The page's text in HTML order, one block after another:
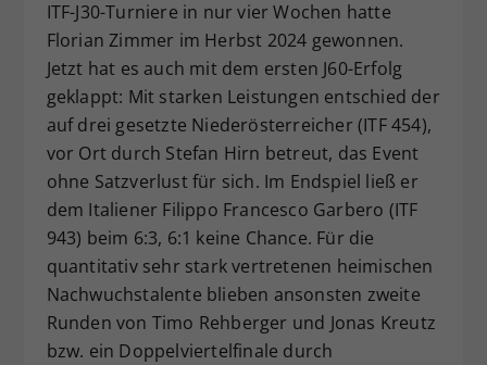
ITF-J30-Turniere in nur vier Wochen hatte
Florian Zimmer im Herbst 2024 gewonnen.
Jetzt hat es auch mit dem ersten J60-Erfolg
geklappt: Mit starken Leistungen entschied der
auf drei gesetzte Niederösterreicher (ITF 454),
vor Ort durch Stefan Hirn betreut, das Event
ohne Satzverlust für sich. Im Endspiel ließ er
dem Italiener Filippo Francesco Garbero (ITF
943) beim 6:3, 6:1 keine Chance. Für die
quantitativ sehr stark vertretenen heimischen
Nachwuchstalente blieben ansonsten zweite
Runden von Timo Rehberger und Jonas Kreutz
bzw. ein Doppelviertelfinale durch